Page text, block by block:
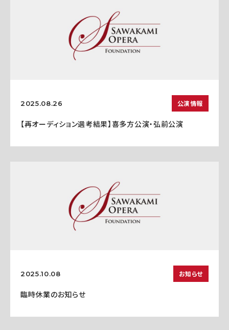
2025.08.26 公演情報
【再オーディション選考結果】喜多方公演・弘前公演
2025.10.08 お知らせ
臨時休業のお知らせ